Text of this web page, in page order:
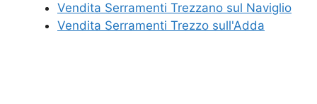
Vendita Serramenti Trezzano sul Naviglio
Vendita Serramenti Trezzo sull'Adda